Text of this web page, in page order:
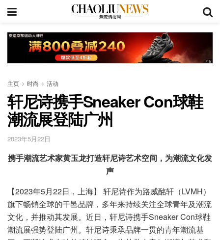
主页 时尚 活动
轩尼诗携手Sneaker Con球鞋
潮流展登陆广州
2023年5月22日
携手潮流艺术家黄玉龙打造轩尼诗艺术空间，为潮流文化发
声
【2023年5月22日，上海】 轩尼诗作为路威酩轩（LVMH）
旗下畅销全球的干邑品牌，多年来持续关注全球青年及潮流
文化，并推动其发展。近日，轩尼诗携手Sneaker Con球鞋
潮流展强势登陆广州。轩尼诗秉承品牌一贯的青年潮流基